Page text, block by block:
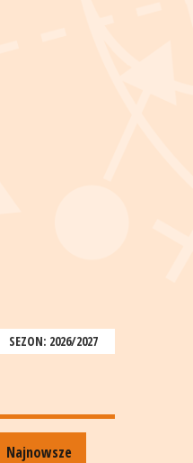
SEZON: 2026/2027
Najnowsze